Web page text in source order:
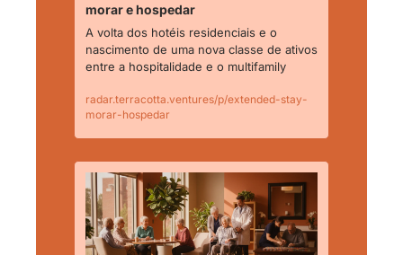
morar e hospedar
A volta dos hotéis residenciais e o
nascimento de uma nova classe de ativos
entre a hospitalidade e o multifamily
radar.terracotta.ventures/p/extended-stay-
morar-hospedar